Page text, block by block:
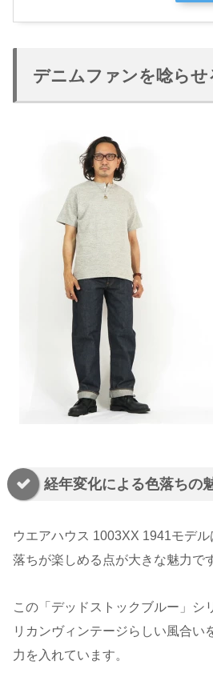
デニムファンを唸らせ
経年変化による色落ちの
ウエアハウス 1003XX 1941モデ
落ちが楽しめる点が大きな魅力で
この「デッドストックブルー」シ
リカンヴィンテージらしい風合い
力を入れています。